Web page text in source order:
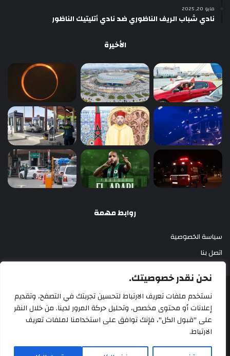
نحن نقدر خصوصيتك.
نستخدم ملفات تعريف الارتباط لتحسين تجربتك في التصفح، وتقديم
إعلانات أو محتوى مخصص، وتحليل حركة المرور لدينا. من خلال النقر
على "قبول الكل"، فإنك توافق على استخدامنا لملفات تعريف
الارتباط.
مايو 20, 2025
نادي شباب الريف الناظوري ضد نادي أتليتيك الناظور
الأخيرة
روابط مهمة
سياسة الخصوصية
اتصل بنا
أزري بريس 2025
سياسة الخصوصية اتصل بنا